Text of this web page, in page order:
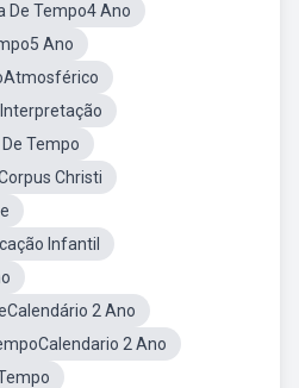
De Tempo4 Ano
Ano
Tempo
Christi
Infantil
2 Ano
2 Ano